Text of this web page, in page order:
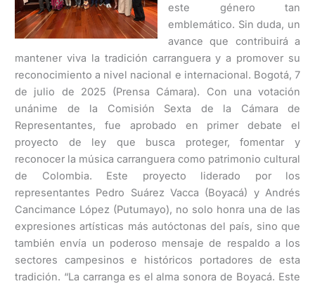
este género tan
emblemático. Sin duda, un
avance que contribuirá a
mantener viva la tradición carranguera y a promover su
reconocimiento a nivel nacional e internacional. Bogotá, 7
de julio de 2025 (Prensa Cámara). Con una votación
unánime de la Comisión Sexta de la Cámara de
Representantes, fue aprobado en primer debate el
proyecto de ley que busca proteger, fomentar y
reconocer la música carranguera como patrimonio cultural
de Colombia. Este proyecto liderado por los
representantes Pedro Suárez Vacca (Boyacá) y Andrés
Cancimance López (Putumayo), no solo honra una de las
expresiones artísticas más autóctonas del país, sino que
también envía un poderoso mensaje de respaldo a los
sectores campesinos e históricos portadores de esta
tradición. “La carranga es el alma sonora de Boyacá. Este